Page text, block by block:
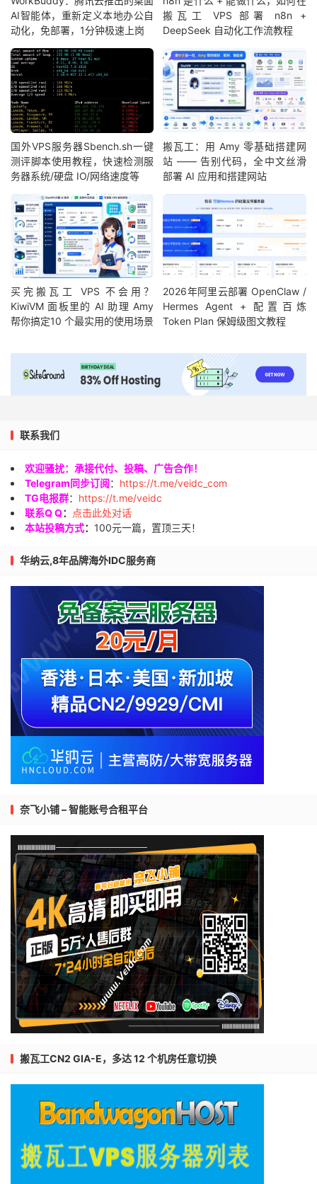
AI智能体，重新定义本地办公自
动化，免部署，1分钟极速上岗
搬瓦工 VPS 部署 n8n +
DeepSeek 自动化工作流教程
国外VPS服务器Sbench.sh一键
测评脚本使用教程，快速检测服
务器系统/硬盘 IO/网络速度等
搬瓦工：用 Amy 零基础搭建网
站 —— 告别代码，全中文丝滑
部署 AI 应用和搭建网站
买完搬瓦工 VPS 不会用？
KiwiVM 面板里的 AI 助理 Amy
帮你搞定10 个最实用的使用场景
2026年阿里云部署 OpenClaw /
Hermes Agent + 配置百炼
Token Plan 保姆级图文教程
联系我们
欢迎骚扰：承接代付、投稿、广告合作！
Telegram同步订阅： https://t.me/veidc_com
TG电报群： https://t.me/veidc
联系Q Q：
点击此处对话
本站投稿方式： 100元一篇，置顶三天！
华纳云,8年品牌海外IDC服务商
奈飞小铺 – 智能账号合租平台
搬瓦工CN2 GIA-E，多达 12 个机房任意切换